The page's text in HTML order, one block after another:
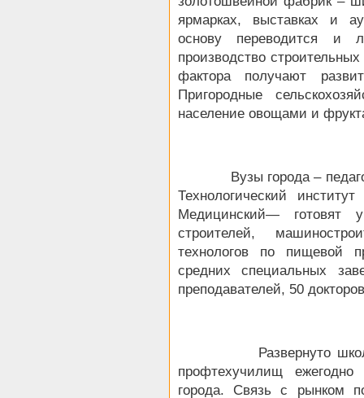
ярмарках, выставках и
основу переводится и
производство
фактора получают
Пригородные
население овощами и
Вузы города –
Технологический
Медицинский— готовят
строителей,
технологов по пищевой
средних специальных
преподавателей, 50
Развернуто школьное
профтехучилищ
города. Связь с рынком